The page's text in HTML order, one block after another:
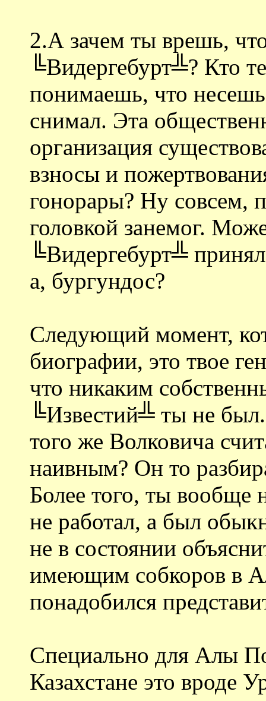
2.А зачем ты врешь,
╚Видергебурт╩? Кто
понимаешь, что
снимал. Эта
организация
взносы и
гонорары? Ну совсем,
головкой занемог.
╚Видергебурт╩
а, бургундос?
Следующий момент,
биографии, это твое
что никаким
╚Известий╩ ты не
того же Волковича
наивным? Он то
Более того, ты вообще
не работал, а был
не в состоянии
имеющим собкоров в
понадобился
Специально для Алы
Казахстане это вроде